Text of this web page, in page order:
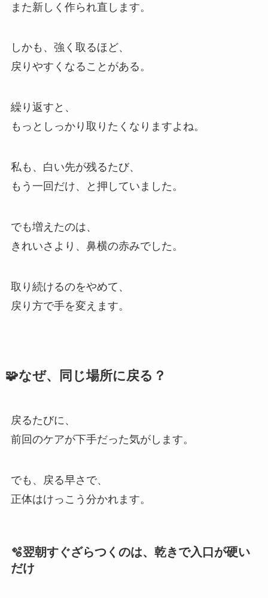
また新しく作られ直します。
しかも、強く取るほど、
戻りやすくなることがある。
繰り返すと、
もっとしっかり取りたくなりますよね。
私も、白い先が残るたび、
もう一回だけ、と押していました。
でも増えたのは、
きれいさより、鼻横の赤みでした。
取り続けるのをやめて、
戻り方で手を変えます。
🧩なぜ、同じ場所に戻る？
戻るたびに、
前回のケアが下手だった気がします。
でも、戻る早さで、
正体はけっこう分かれます。
🫧翌朝すぐざらつくのは、乾きで入口が硬い
だけ